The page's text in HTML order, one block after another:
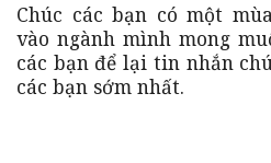
Chúc các bạn có một
vào ngành mình mong
các bạn để lại tin nhắn
các bạn sớm nhất.